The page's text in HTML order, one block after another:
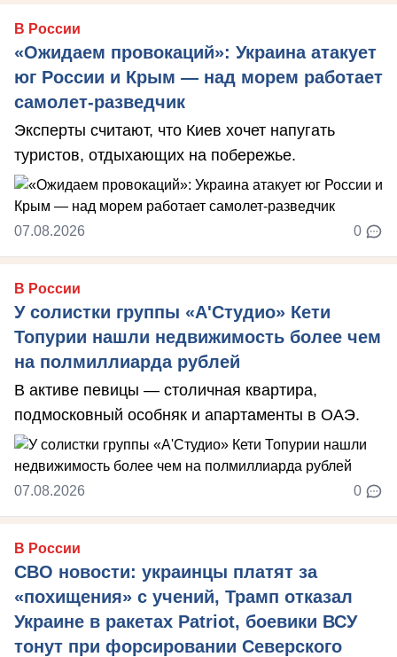
В России
«Ожидаем провокаций»: Украина атакует
юг России и Крым — над морем работает
самолет-разведчик
Эксперты считают, что Киев хочет напугать
туристов, отдыхающих на побережье.
07.08.2026 0
В России
У солистки группы «А'Студио» Кети
Топурии нашли недвижимость более чем
на полмиллиарда рублей
В активе певицы — столичная квартира,
подмосковный особняк и апартаменты в ОАЭ.
07.08.2026 0
В России
СВО новости: украинцы платят за
«похищения» с учений, Трамп отказал
Украине в ракетах Patriot, боевики ВСУ
тонут при форсировании Северского